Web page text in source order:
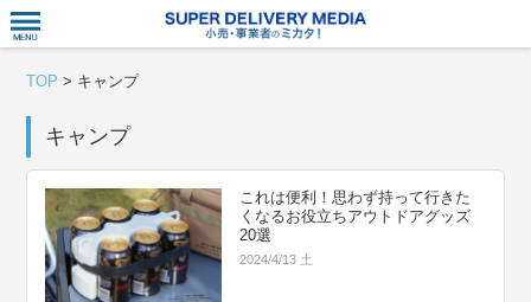
TOP > キャンプ
キャンプ
これは便利！思わず持って行きた
くなるお役立ちアウトドアグッズ
20選
2024/4/13 土